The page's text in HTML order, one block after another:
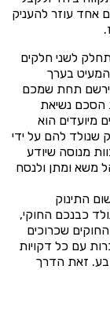
אחד עוזר להעניק
לשני חלקים
בערך
יירשם תחת שמכם
הסכם נשיאת
מיועדים הוא
שנולד להם על ידי
מנוסה שיודע
משא ומתן ולנסח
התינוק
כבנכם החוקי,
שכרוכים
עם כל דקויות
זאת הדרך